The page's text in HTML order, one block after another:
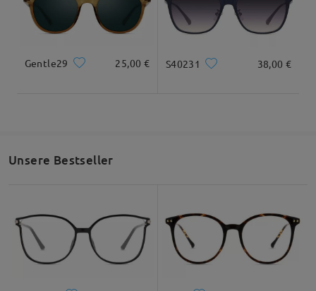
Gentle29 25,00 € S40231 38,00 €
Unsere Bestseller